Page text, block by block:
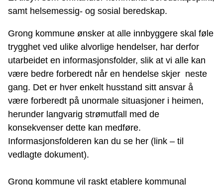
samt helsemessig- og sosial beredskap.
Grong kommune ønsker at alle innbyggere skal føle
trygghet ved ulike alvorlige hendelser, har derfor
utarbeidet en informasjonsfolder, slik at vi alle kan
være bedre forberedt når en hendelse skjer neste
gang. Det er hver enkelt husstand sitt ansvar å
være forberedt på unormale situasjoner i heimen,
herunder langvarig strømutfall med de
konsekvenser dette kan medføre.
Informasjonsfolderen kan du se her (link – til
vedlagte dokument).
Grong kommune vil raskt etablere kommunal